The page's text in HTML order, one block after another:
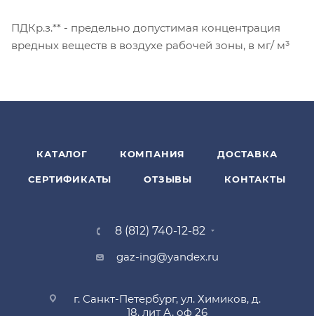
ПДКр.з.** - предельно допустимая концентрация
вредных веществ в воздухе рабочей зоны, в мг/ м³
КАТАЛОГ КОМПАНИЯ ДОСТАВКА
СЕРТИФИКАТЫ ОТЗЫВЫ КОНТАКТЫ
8 (812) 740-12-82
gaz-ing@yandex.ru
г. Санкт-Петербург, ул. Химиков, д.
18, лит А, оф 26